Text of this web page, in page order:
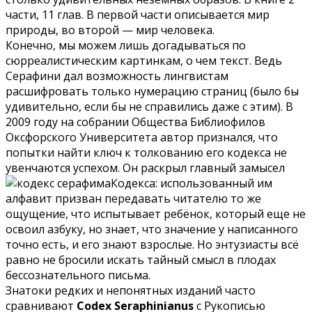
части, 11 глав. В первой части описывается мир
природы, во второй — мир человека.
Конечно, мы можем лишь догадываться по
сюрреалистическим картинкам, о чем текст. Ведь
Серафини дал возможность лингвистам
расшифровать только нумерацию страниц (было бы
удивительно, если бы не справились даже с этим). В
2009 году на собрании Общества Библиофилов
Оксфорского Университета автор признался, что
попытки найти ключ к толкованию его кодекса не
увенчаются успехом. Он раскрыл главный замысел
Кодекса: использованный им
алфавит призван передавать читателю то же
ощущение, что испытывает ребёнок, который еще не
освоил азбуку, но знает, что значение у написанного
точно есть, и его знают взрослые. Но энтузиасты всё
равно не бросили искать тайный смысл в плодах
бессознательного письма.
Знатоки редких и непонятных изданий часто
сравнивают Codex Seraphinianusс Рукописью